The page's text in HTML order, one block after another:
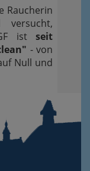
Raucherin
ist seit
- von
Null und